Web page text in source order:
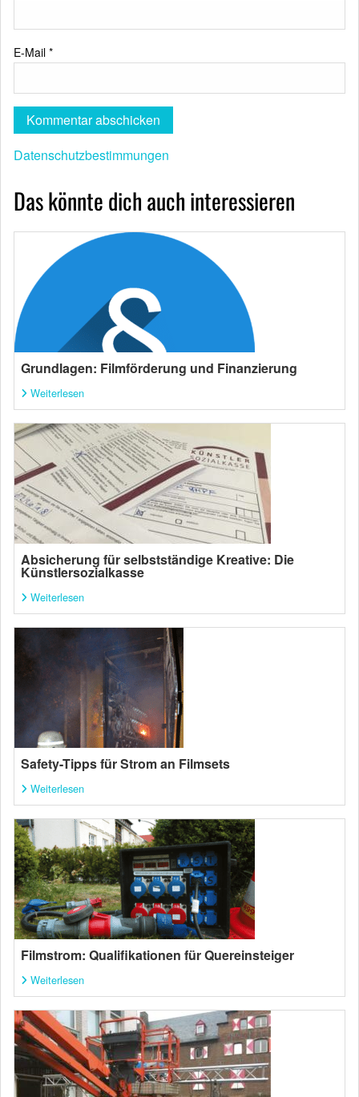
E-Mail *
Datenschutzbestimmungen
Das könnte dich auch interessieren
Grundlagen: Filmförderung und Finanzierung
Weiterlesen
Absicherung für selbstständige Kreative: Die
Künstlersozialkasse
Weiterlesen
Safety-Tipps für Strom an Filmsets
Weiterlesen
Filmstrom: Qualifikationen für Quereinsteiger
Weiterlesen